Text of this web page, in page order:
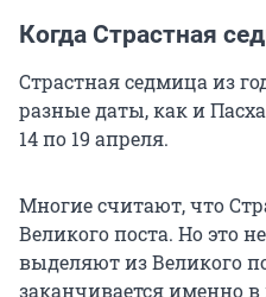
Когда Страстная
Страстная седмица из
разные даты, как и
14 по 19 апреля.
Многие считают, что
Великого поста. Но это
выделяют из Великого
заканчивается именно в